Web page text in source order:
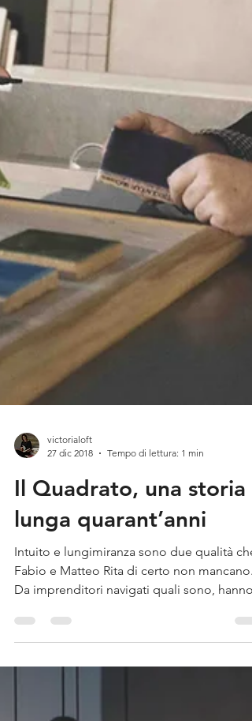
victorialoft
27 dic 2018
Tempo di lettura: 1 min
Il Quadrato, una storia
lunga quarant’anni
Intuito e lungimiranza sono due qualità che
Da imprenditori navigati quali sono, hanno
presto...